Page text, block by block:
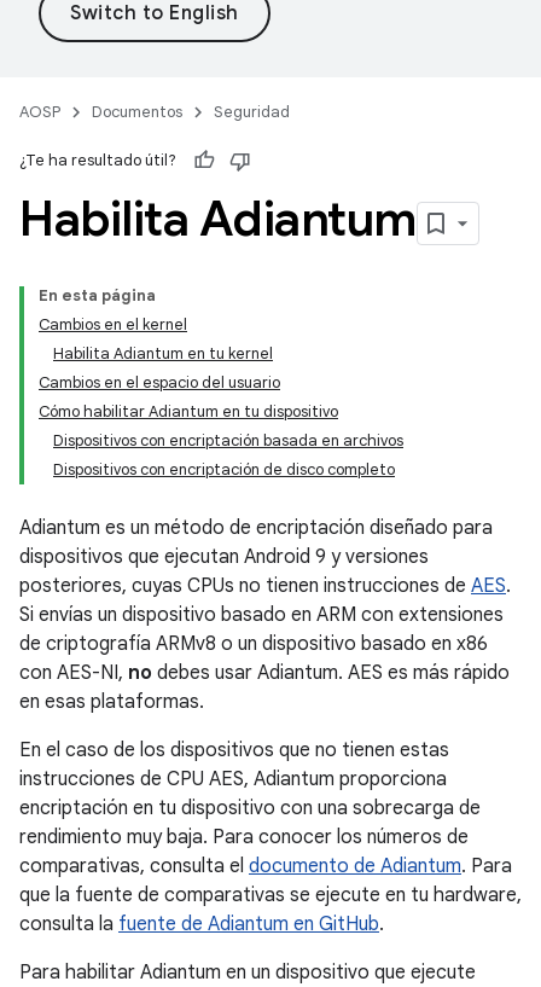
AOSP Documentos Seguridad
¿Te ha resultado útil?
Habilita Adiantum
En esta página
Cambios en el kernel
Habilita Adiantum en tu kernel
Cambios en el espacio del usuario
Cómo habilitar Adiantum en tu dispositivo
Dispositivos con encriptación basada en archivos
Dispositivos con encriptación de disco completo
Adiantum es un método de encriptación diseñado para
dispositivos que ejecutan Android 9 y versiones
posteriores, cuyas CPUs no tienen instrucciones de AES.
Si envías un dispositivo basado en ARM con extensiones
de criptografía ARMv8 o un dispositivo basado en x86
con AES-NI, no debes usar Adiantum. AES es más rápido
en esas plataformas.
En el caso de los dispositivos que no tienen estas
instrucciones de CPU AES, Adiantum proporciona
encriptación en tu dispositivo con una sobrecarga de
rendimiento muy baja. Para conocer los números de
comparativas, consulta el documento de Adiantum. Para
que la fuente de comparativas se ejecute en tu hardware,
consulta la fuente de Adiantum en GitHub.
Para habilitar Adiantum en un dispositivo que ejecute